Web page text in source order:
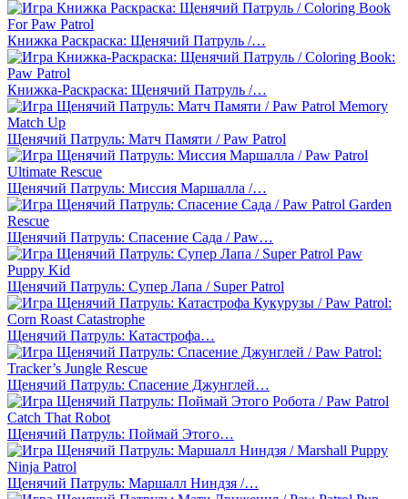
Книжка Раскраска: Щенячий Патруль /…
Книжка-Раскраска: Щенячий Патруль /…
Щенячий Патруль: Матч Памяти / Paw Patrol
Щенячий Патруль: Миссия Маршалла /…
Щенячий Патруль: Спасение Сада / Paw…
Щенячий Патруль: Супер Лапа / Super Patrol
Щенячий Патруль: Катастрофа…
Щенячий Патруль: Спасение Джунглей…
Щенячий Патруль: Поймай Этого…
Щенячий Патруль: Маршалл Ниндзя /…